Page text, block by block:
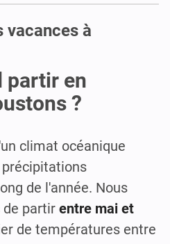
vacances à
partir en
?
climat océanique
de l'année. Nous
de partir entre mai et
de températures entre